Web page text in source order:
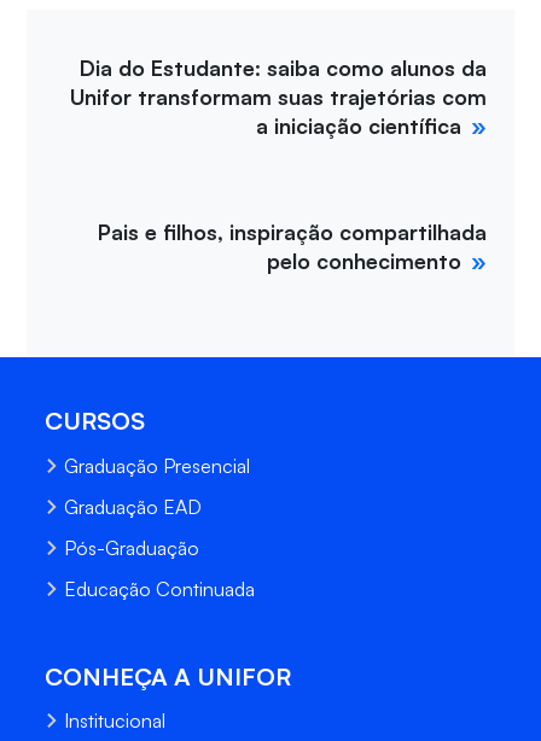
Dia do Estudante: saiba como alunos da
Unifor transformam suas trajetórias com
a iniciação científica
Pais e filhos, inspiração compartilhada
pelo conhecimento
CURSOS
Graduação Presencial
Graduação EAD
Pós-Graduação
Educação Continuada
CONHEÇA A UNIFOR
Institucional